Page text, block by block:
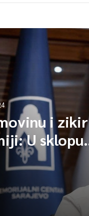
i
U sklopu
„Odbrana
odana